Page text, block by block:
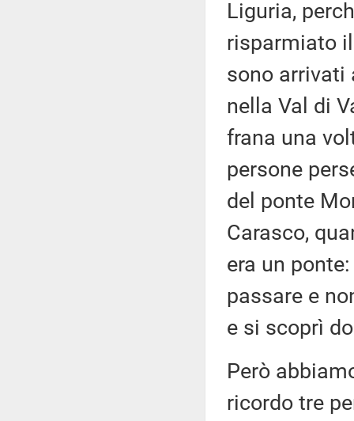
Liguria,
risparmiato
sono arrivati
nella Val di
frana una
persone
del ponte
Carasco,
era un
passare e
e si scoprì
Però
ricordo tre